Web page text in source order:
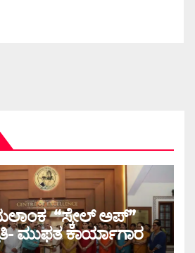
“ಸ್ಕೇಲ್ ಅಪ್”
ಮುಫತ ಕಾರ್ಯಾಗಾರ